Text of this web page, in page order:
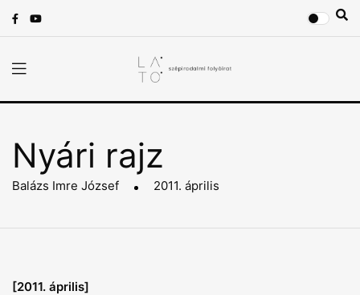
Nyári rajz
Balázs Imre József 2011. április
[2011. április]